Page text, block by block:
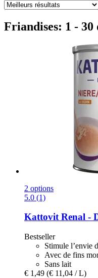
Friandises: 1 - 30
2 options
5.0 (1)
KattovitRenal -​
Bestseller
Stimule l’envie
Avec de fins
Sans lait
€ 1,49 (€ 11,04 / L)